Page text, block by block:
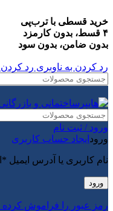
خرید قسطی با ترب‌پی
۴ قسط، بدون کارمزد
بدون ضامن، بدون سود
رد کردن به ناوبری رد
ورود / ثبت نام
ورود ایجاد حساب کاربری
نام کاربری یا آدرس ایمیل *
ورود
رمز عبور را فراموش کرده